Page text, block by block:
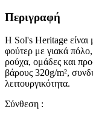
Περιγραφή
Η Sol's Heritage είναι
φούτερ με γιακά πόλο,
ρούχα, ομάδες και
βάρους 320g/m²,
λειτουργικότητα.
Σύνθεση :